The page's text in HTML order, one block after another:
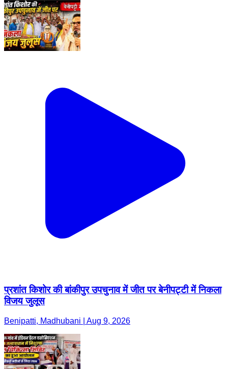
प्रशांत किशोर की बांकीपुर उपचुनाव में जीत पर बेनीपट्टी में निकला
विजय जुलूस
Benipatti, Madhubani | Aug 9, 2026